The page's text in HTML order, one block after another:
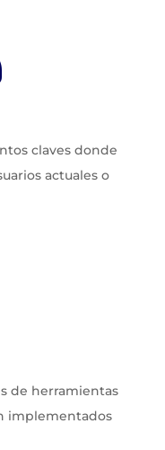
claves donde
actuales o
de herramientas
implementados